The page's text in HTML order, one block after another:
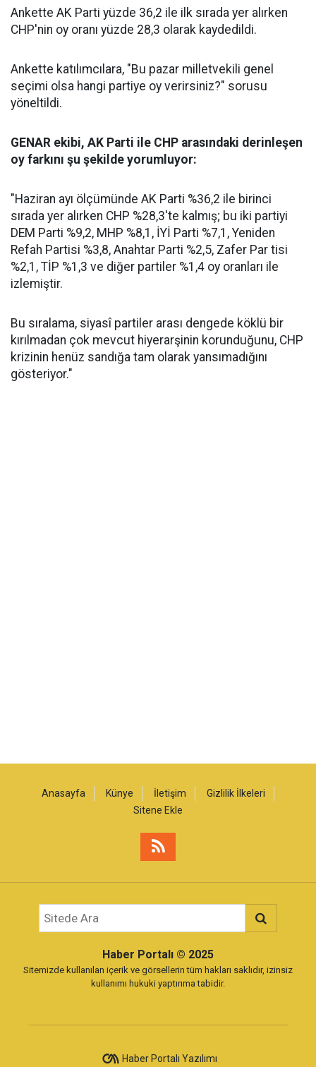
Ankette AK Parti yüzde 36,2 ile ilk sırada yer alırken
CHP'nin oy oranı yüzde 28,3 olarak kaydedildi.
Ankette katılımcılara, "Bu pazar milletvekili genel
seçimi olsa hangi partiye oy verirsiniz?" sorusu
yöneltildi.
GENAR ekibi, AK Parti ile CHP arasındaki derinleşen
oy farkını şu şekilde yorumluyor:
"Haziran ayı ölçümünde AK Parti %36,2 ile birinci
sırada yer alırken CHP %28,3'te kalmış; bu iki partiyi
DEM Parti %9,2, MHP %8,1, İYİ Parti %7,1, Yeniden
Refah Partisi %3,8, Anahtar Parti %2,5, Zafer Par tisi
%2,1, TİP %1,3 ve diğer partiler %1,4 oy oranları ile
izlemiştir.
Bu sıralama, siyasî partiler arası dengede köklü bir
kırılmadan çok mevcut hiyerarşinin korunduğunu, CHP
krizinin henüz sandığa tam olarak yansımadığını
gösteriyor."
Anasayfa Künye İletişim
Gizlilik İlkeleri
Sitene Ekle
Haber Portalı © 2025
Sitemizde kullanılan içerik ve görsellerin tüm hakları saklıdır, izinsiz
kullanımı hukuki yaptırıma tabidir.
Haber Portalı Yazılımı